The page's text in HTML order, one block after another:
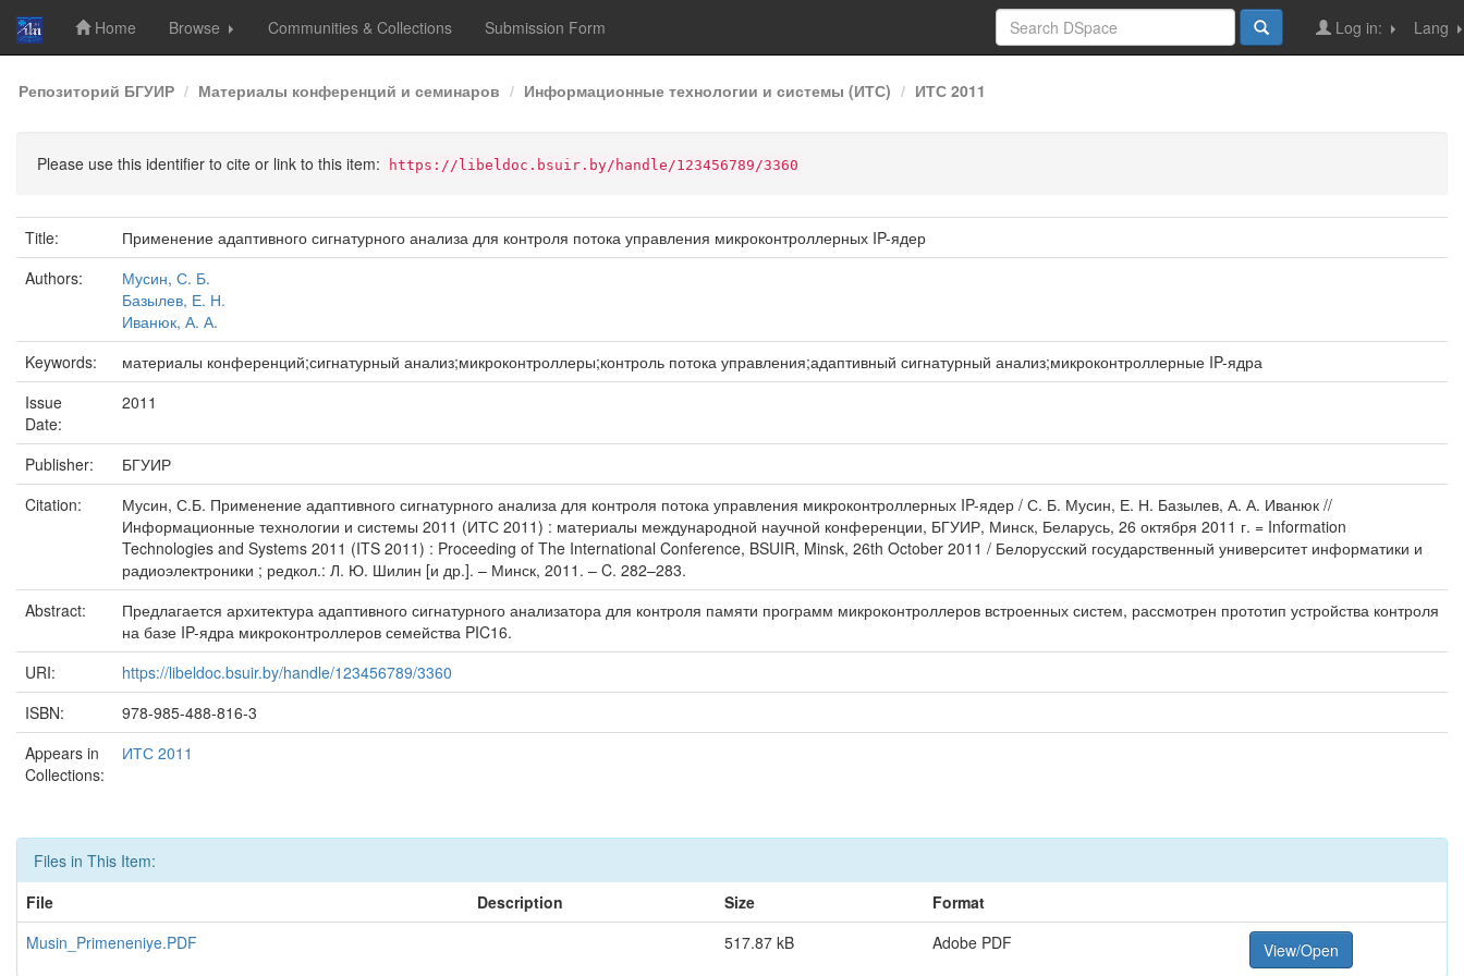
Skip
navigation
Home Browse Communities & Collections Submission Form Lang
Log in:
Репозиторий БГУИР Материалы конференций и семинаров Информационные технологии и системы (ИТС) ИТС 2011
Please use this identifier to cite or link to this item: https://libeldoc.bsuir.by/handle/123456789/3360
Title:
Применение адаптивного сигнатурного анализа для контроля потока управления микроконтроллерных IP-ядер
Authors:
Мусин, С. Б.
Базылев, Е. Н.
Иванюк, А. А.
Keywords:
материалы конференций;сигнатурный анализ;микроконтроллеры;контроль потока управления;адаптивный сигнатурный анализ;микроконтроллерные IP-ядра
Issue
Date:
2011
Publisher:
БГУИР
Citation:
Мусин, С.Б. Применение адаптивного сигнатурного анализа для контроля потока управления микроконтроллерных IP-ядер / С. Б. Мусин, Е. Н. Базылев, А. А. Иванюк //
Информационные технологии и системы 2011 (ИТС 2011) : материалы международной научной конференции, БГУИР, Минск, Беларусь, 26 октября 2011 г. = Information
Technologies and Systems 2011 (ITS 2011) : Proceeding of The International Conference, BSUIR, Minsk, 26th October 2011 / Белорусский государственный университет информатики и
радиоэлектроники ; редкол.: Л. Ю. Шилин [и др.]. – Минск, 2011. – C. 282–283.
Abstract:
Предлагается архитектура адаптивного сигнатурного анализатора для контроля памяти программ микроконтроллеров встроенных систем, рассмотрен прототип устройства контроля
на базе IP-ядра микроконтроллеров семейства PIC16.
URI:
https://libeldoc.bsuir.by/handle/123456789/3360
ISBN:
978-985-488-816-3
Appears in
Collections:
ИТС 2011
Files in This Item:
File
Description Size
Format
Musin_Primeneniye.PDF
517.87 kB Adobe PDF View/Open